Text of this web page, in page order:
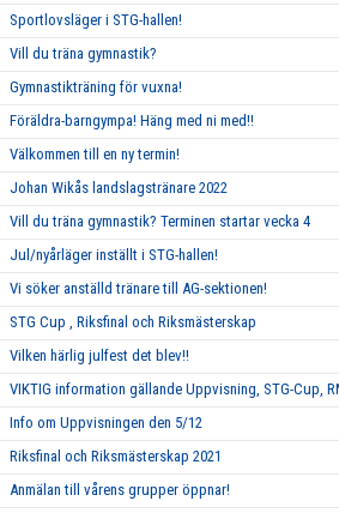
Sportlovsläger i STG-hallen!
Vill du träna gymnastik?
Gymnastikträning för vuxna!
Föräldra-barngympa! Häng med ni med!!
Välkommen till en ny termin!
Johan Wikås landslagstränare 2022
Vill du träna gymnastik? Terminen startar vecka 4
Jul/nyårläger inställt i STG-hallen!
Vi söker anställd tränare till AG-sektionen!
STG Cup , Riksfinal och Riksmästerskap
Vilken härlig julfest det blev!!
VIKTIG information gällande Uppvisning, STG-Cup,
Info om Uppvisningen den 5/12
Riksfinal och Riksmästerskap 2021
Anmälan till vårens grupper öppnar!